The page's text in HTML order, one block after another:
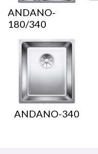
ANDANO-
180/340
ANDANO-340